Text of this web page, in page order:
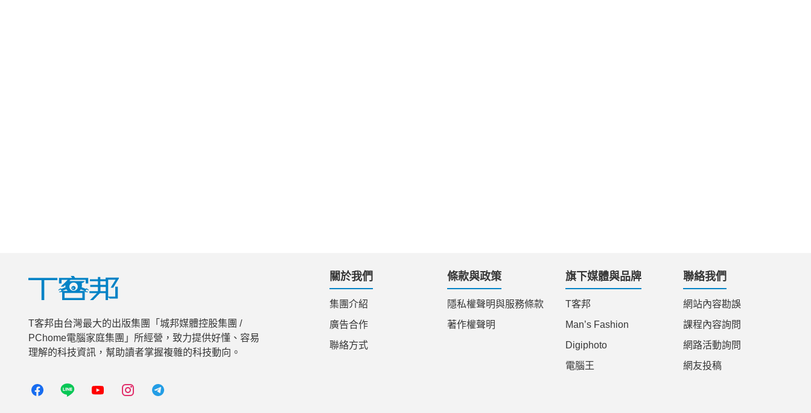
T客邦由台灣最大的出版集團「城邦媒體控股集團 /
PChome電腦家庭集團」所經營，致力提供好懂、容易
理解的科技資訊，幫助讀者掌握複雜的科技動向。
關於我們
集團介紹
廣告合作
聯絡方式
條款與政策
隱私權聲明與服務條款
著作權聲明
旗下媒體與品牌
T客邦
Man’s Fashion
Digiphoto
電腦王
聯絡我們
網站內容勘誤
課程內容詢問
網路活動詢問
網友投稿